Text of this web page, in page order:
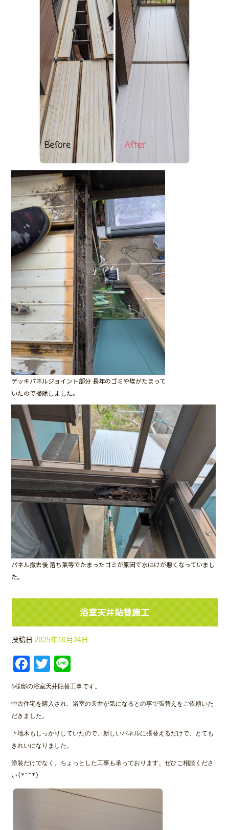
デッキパネルジョイント部分 長年のゴミや埃がたまって
いたので掃除しました。
パネル撤去後 落ち葉等でたまったゴミが原因で水はけが悪くなっていまし
た。
浴室天井貼替施工
投稿日 2025年10月24日
Facebook
Twitter
S様邸の浴室天井貼替工事です。
中古住宅を購入され、浴室の天井が気になるとの事で張替えをご依頼いた
だきました。
下地木もしっかりしていたので、新しいパネルに張替えるだけで、とても
きれいになりました。
塗装だけでなく、ちょっとした工事も承っております。ぜひご相談くださ
い(*^^*)